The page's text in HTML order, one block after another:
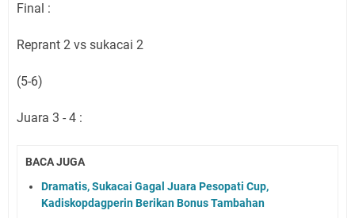
Final :
Reprant 2 vs sukacai 2
(5-6)
Juara 3 - 4 :
BACA JUGA
Dramatis, Sukacai Gagal Juara Pesopati Cup,
Kadiskopdagperin Berikan Bonus Tambahan